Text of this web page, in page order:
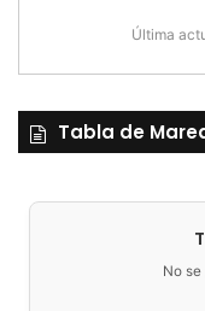
Última
Tabla de
No